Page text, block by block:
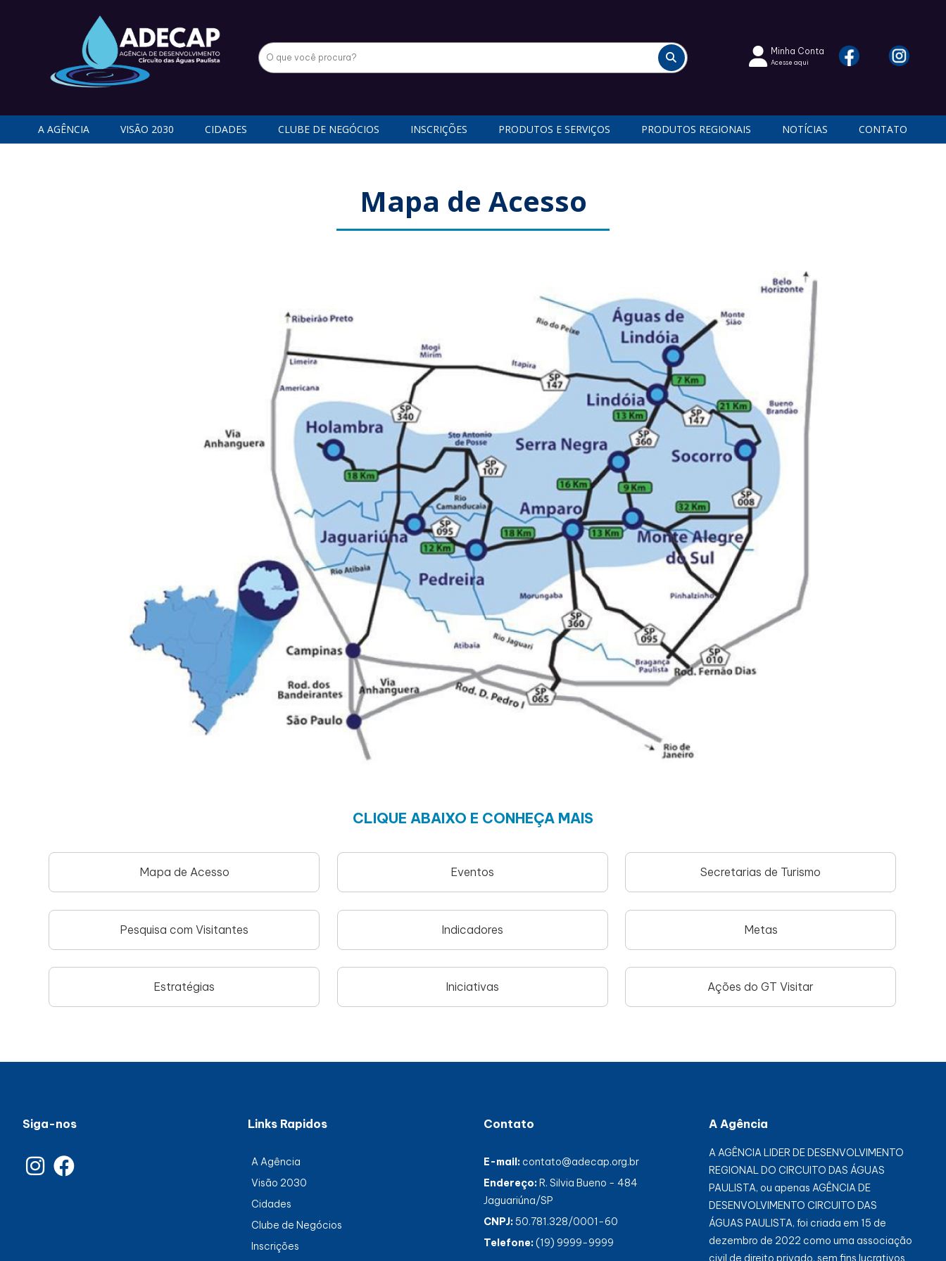
Minha Conta
Acesse aqui
A AGÊNCIA VISÃO 2030 CIDADES CLUBE DE NEGÓCIOS INSCRIÇÕES PRODUTOS E SERVIÇOS PRODUTOS REGIONAIS NOTÍCIAS CONTATO
Mapa de Acesso
CLIQUE ABAIXO E CONHEÇA MAIS
Mapa de Acesso Eventos Secretarias de Turismo
Pesquisa com Visitantes Indicadores Metas
Estratégias Iniciativas Ações do GT Visitar
Siga-nos Links Rapidos
A Agência
Visão 2030
Cidades
Clube de Negócios
Inscrições
Contato
E-mail: contato@adecap.org.br
Endereço:R. Silvia Bueno - 484
Jaguariúna/SP
CNPJ:50.781.328/0001-60
Telefone:(19) 9999-9999
A Agência
A AGÊNCIA LIDER DE DESENVOLVIMENTO
REGIONAL DO CIRCUITO DAS ÁGUAS
PAULISTA, ou apenas AGÊNCIA DE
DESENVOLVIMENTO CIRCUITO DAS
ÁGUAS PAULISTA, foi criada em 15 de
dezembro de 2022 como uma associação
civil de direito privado, sem fins lucrativos